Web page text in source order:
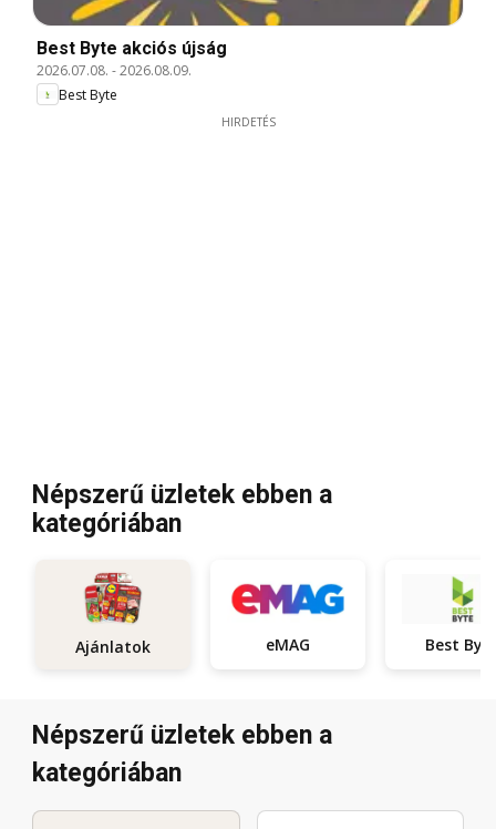
Best Byte akciós újság
2026.07.08. -2026.08.09.
Best Byte
HIRDETÉS
Népszerű üzletek ebben a
kategóriában
Ajánlatok eMAG Best
Népszerű üzletek ebben a
kategóriában